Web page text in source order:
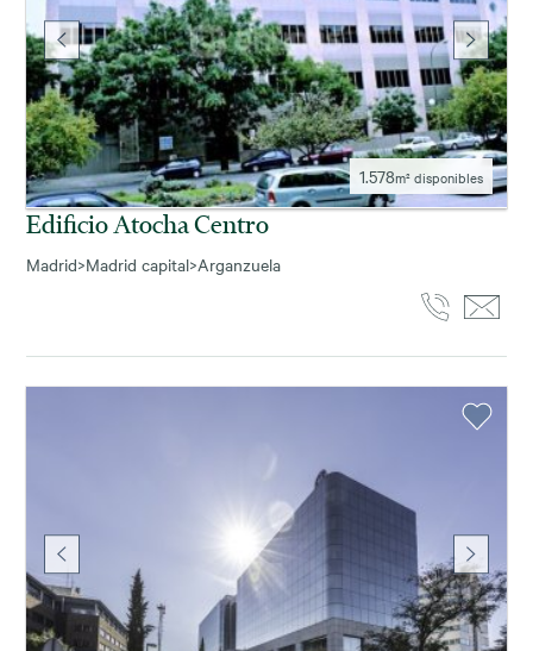
1.578m² disponibles
Edificio Atocha Centro
Madrid>Madrid capital>Arganzuela